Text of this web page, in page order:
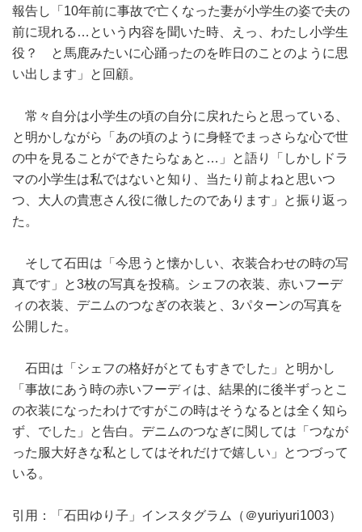
報告し「10年前に事故で亡くなった妻が小学生の姿で夫の
前に現れる…という内容を聞いた時、えっ、わたし小学生
役？ と馬鹿みたいに心踊ったのを昨日のことのように思
い出します」と回顧。
常々自分は小学生の頃の自分に戻れたらと思っている、
と明かしながら「あの頃のように身軽でまっさらな心で世
の中を見ることができたらなぁと…」と語り「しかしドラ
マの小学生は私ではないと知り、当たり前よねと思いつ
つ、大人の貴恵さん役に徹したのであります」と振り返っ
た。
そして石田は「今思うと懐かしい、衣装合わせの時の写
真です」と3枚の写真を投稿。シェフの衣装、赤いフーデ
ィの衣装、デニムのつなぎの衣装と、3パターンの写真を
公開した。
石田は「シェフの格好がとてもすきでした」と明かし
「事故にあう時の赤いフーディは、結果的に後半ずっとこ
の衣装になったわけですがこの時はそうなるとは全く知ら
ず、でした」と告白。デニムのつなぎに関しては「つなが
った服大好きな私としてはそれだけで嬉しい」とつづって
いる。
引用：「石田ゆり子」インスタグラム（＠yuriyuri1003）